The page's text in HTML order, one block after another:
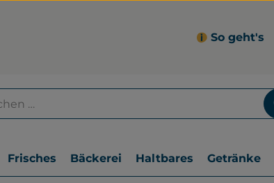
So geht's
Frisches Bäckerei Haltbares Getränke